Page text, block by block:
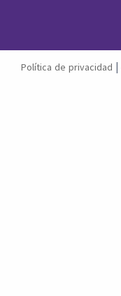
Política de privacidad |